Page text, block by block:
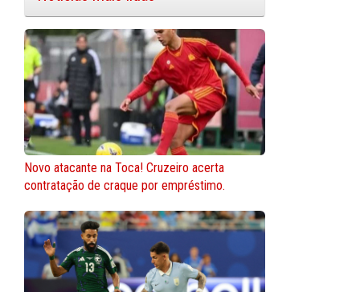
Novo atacante na Toca! Cruzeiro acerta
contratação de craque por empréstimo.